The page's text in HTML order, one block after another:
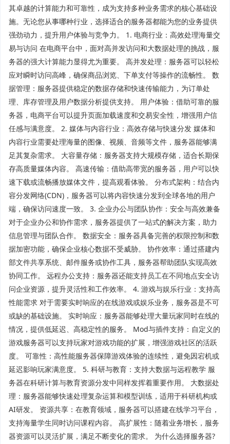
其卓越的计算能力和可靠性，成为支持多种业务需求的核心基础设
施。无论您从事哪种行业，选择适合的服务器都能为您的业务提供
强劲动力，提升用户体验与竞争力。 1. 电商行业：高效处理海量交
易与访问 在电商平台中，面对高并发访问和大数据处理的挑战，服
务器的强大计算能力显得尤为重要。 高并发处理：服务器可以轻松
应对瞬时访问高峰，确保商品浏览、下单支付等操作的流畅性。 数
据管理：服务器提供稳定的数据存储和快速传输能力，为订单处
理、库存管理及用户数据分析提供支持。 用户体验：借助可靠的服
务器，电商平台可以提升页面加载速度和交易安全性，增强用户信
任感与满意度。 2. 媒体与内容行业：高效存储与快速分发 媒体和
内容行业需要处理海量的图像、视频、音频等文件，服务器能够满
足其复杂需求。 大容量存储：服务器支持大规模存储，适合长期保
存高质量媒体内容。 高速传输：借助高带宽的服务器，用户可以快
速下载或流畅播放媒体文件，提高观看体验。 分布式架构：结合内
容分发网络(CDN)，服务器可以将内容快速分发到全球各地的用户
端，确保访问速度一致。 3. 企业办公与团队协作：安全与高效兼备
对于企业办公和协作需求，服务器提供了一站式的解决方案，助力
信息管理与团队合作。 数据安全：服务器具备完善的权限控制和数
据加密功能，确保企业核心数据不受威胁。 协作效率：通过搭建内
部文件共享系统、邮件服务或协作工具，服务器帮助团队实现高效
协同工作。 远程办公支持：服务器还能支持员工在不同地点安全访
问企业资源，提升灵活性和工作效率。 4. 游戏与娱乐行业：支持高
性能需求 对于需要实时响应的在线游戏或娱乐业务，服务器是不可
或缺的基础设施。 实时响应：服务器能够处理大量玩家同时在线的
情况，提供低延迟、高稳定性的服务。 Mod与插件支持：自定义的
游戏服务器可以支持玩家对游戏功能的扩展，增强游戏社区的活跃
度。 可靠性：高性能服务器保障游戏体验的连续性，避免因宕机或
延迟影响玩家满意度。 5. 科研与教育：支持大数据与远程教学 服
务器在科研计算与教育资源分发中同样发挥着重要作用。 大数据处
理：服务器能够快速处理复杂运算和模型训练，适用于科研机构或
AI研发。 资源共享：在教育领域，服务器可以搭建在线学习平台，
支持海量学生同时访问课程内容。 高扩展性：随着业务增长，服务
器资源可以灵活扩展，满足不断变化的需求。 为什么选择服务器?